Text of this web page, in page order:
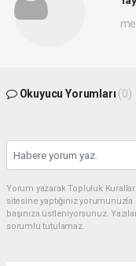
Okuyucu Yorumları (0)
Yorum yazarak Topluluk
sitesine yaptığınız
başınıza üstleniyorsunuz.
sorumlu tutulamaz.